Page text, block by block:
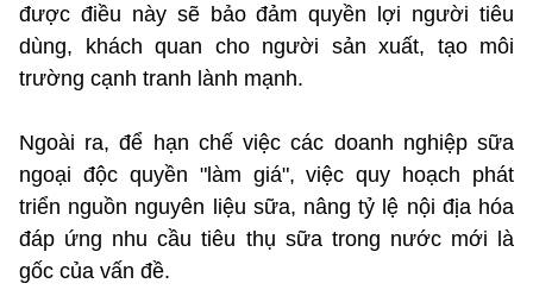
được điều này sẽ bảo đảm quyền lợi người tiêu
dùng, khách quan cho người sản xuất, tạo môi
trường cạnh tranh lành mạnh.
Ngoài ra, để hạn chế việc các doanh nghiệp sữa
ngoại độc quyền "làm giá", việc quy hoạch phát
triển nguồn nguyên liệu sữa, nâng tỷ lệ nội địa hóa
đáp ứng nhu cầu tiêu thụ sữa trong nước mới là
gốc của vấn đề.